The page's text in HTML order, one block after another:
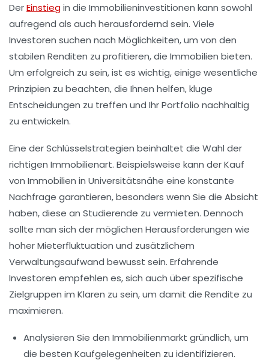
DerEinstiegin die Immobilieninvestitionen kann sowohl
aufregend als auch herausfordernd sein. Viele
Investoren suchen nach Möglichkeiten, um von den
stabilen Renditen zu profitieren, die Immobilien bieten.
Um erfolgreich zu sein, ist es wichtig, einige wesentliche
Prinzipien zu beachten, die Ihnen helfen, kluge
Entscheidungen zu treffen und Ihr Portfolio nachhaltig
zu entwickeln.
Eine der Schlüsselstrategien beinhaltet die Wahl der
richtigen Immobilienart. Beispielsweise kann der Kauf
von Immobilien in Universitätsnähe eine konstante
Nachfrage garantieren, besonders wenn Sie die Absicht
haben, diese an Studierende zu vermieten. Dennoch
sollte man sich der möglichen Herausforderungen wie
hoher Mieterfluktuation und zusätzlichem
Verwaltungsaufwand bewusst sein. Erfahrende
Investoren empfehlen es, sich auch über spezifische
Zielgruppen im Klaren zu sein, um damit die Rendite zu
maximieren.
Analysieren Sie den Immobilienmarkt gründlich, um
die besten Kaufgelegenheiten zu identifizieren.